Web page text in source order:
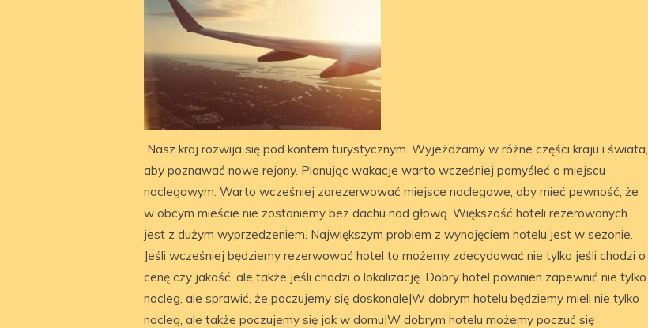
Nasz kraj rozwija się pod kontem turystycznym. Wyjeżdżamy w różne części kraju i świata,
aby poznawać nowe rejony. Planując wakacje warto wcześniej pomyśleć o miejscu
noclegowym. Warto wcześniej zarezerwować miejsce noclegowe, aby mieć pewność, że
w obcym mieście nie zostaniemy bez dachu nad głową. Większość hoteli rezerowanych
jest z dużym wyprzedzeniem. Największym problem z wynajęciem hotelu jest w sezonie.
Jeśli wcześniej będziemy rezerwować hotel to możemy zdecydować nie tylko jeśli chodzi o
cenę czy jakość, ale także jeśli chodzi o lokalizację. Dobry hotel powinien zapewnić nie tylko
nocleg, ale sprawić, że poczujemy się doskonale|W dobrym hotelu będziemy mieli nie tylko
nocleg, ale także poczujemy się jak w domu|W dobrym hotelu możemy poczuć się